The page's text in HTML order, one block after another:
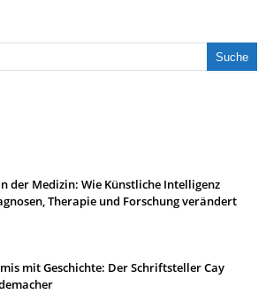
der Medizin: Wie Künstliche Intelligenz
Therapie und Forschung verändert
mit Geschichte: Der Schriftsteller Cay